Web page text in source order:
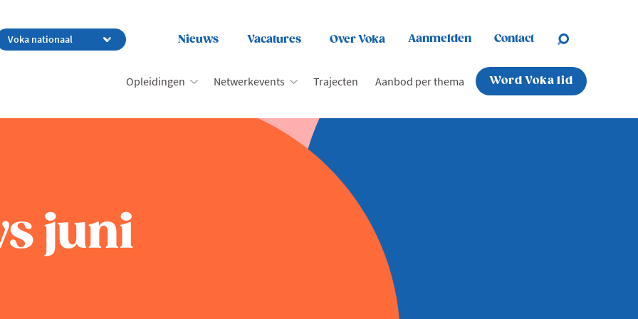
Nieuws Vacatures Over Voka Aanmelden Contact
Opleidingen Netwerkevents Trajecten Aanbod per thema Word Voka lid
juni